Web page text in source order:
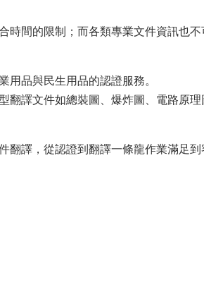
時間的限制；而各類專業文件資訊也
用品與民生用品的認證服務。
翻譯文件如總裝圖、爆炸圖、電路原
譯，從認證到翻譯一條龍作業滿足到